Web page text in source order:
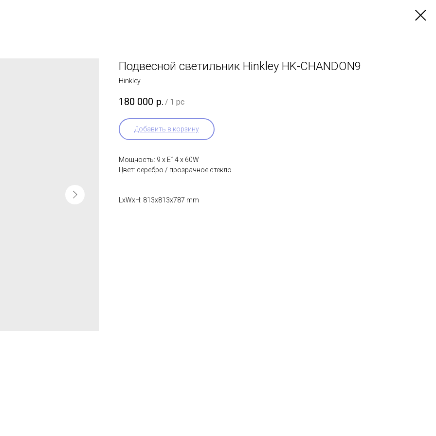
Подвесной светильник Hinkley HK-CHANDON9
Hinkley
180 000 р. / 1 pc
Добавить в корзину
Мощность: 9 x E14 x 60W
Цвет: серебро / прозрачное стекло
LxWxH: 813x813x787 mm